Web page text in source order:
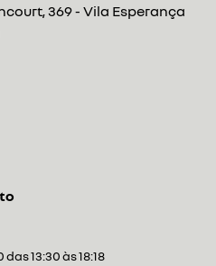
369 - Vila Esperança
13:30 às 18:18